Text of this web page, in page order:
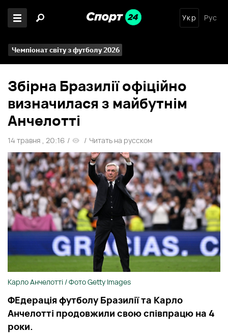
Укр Рус
Чемпіонат світу з футболу 2026
Збірна Бразилії офіційно
визначилася з майбутнім
Анчелотті
14 травня , 20:16 / / Читать на русском
Карло Анчелотті / Фото Getty Images
ФЕдерація футболу Бразилії та Карло
Анчелотті продовжили свою співпрацю на 4
роки.